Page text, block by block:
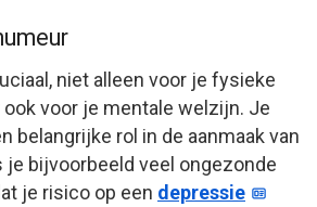
niet alleen voor je fysieke
voor je mentale welzijn. Je
belangrijke rol in de aanmaak van
bijvoorbeeld veel ongezonde
je risico op een depressie